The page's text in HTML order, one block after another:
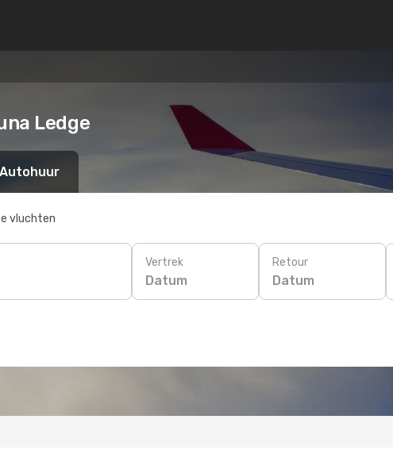
Ledge
Autohuur
vluchten
Vertrek
Datum
Retour
Datum